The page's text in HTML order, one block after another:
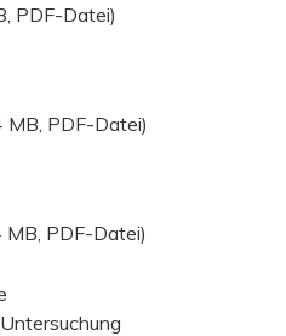
PDF-Datei)
MB, PDF-Datei)
MB, PDF-Datei)